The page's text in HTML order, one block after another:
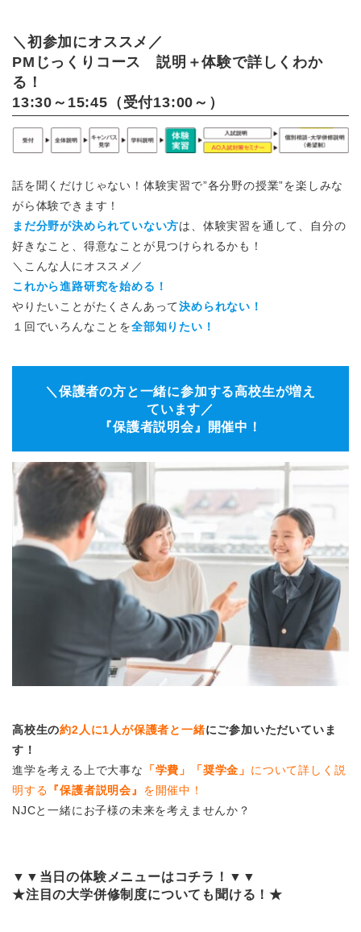
＼初参加にオススメ／
PMじっくりコース 説明＋体験で詳しくわか
る！
13:30～15:45（受付13:00～）
話を聞くだけじゃない！体験実習で”各分野の授業”を楽しみな
がら体験できます！
まだ分野が決められていない方は、体験実習を通して、自分の
好きなこと、得意なことが見つけられるかも！
＼こんな人にオススメ／
これから進路研究を始める！
やりたいことがたくさんあって決められない！
１回でいろんなことを全部知りたい！
＼保護者の方と一緒に参加する高校生が増え
ています／
『保護者説明会』開催中！
高校生の約2人に1人が保護者と一緒にご参加いただいていま
す！
進学を考える上で大事な
「学費」「奨学金」 について詳しく説
明する 『保護者説明会』 を開催中！
NJCと一緒にお子様の未来を考えませんか？
▼▼当日の体験メニューはコチラ！▼▼
★注目の大学併修制度についても聞ける！★